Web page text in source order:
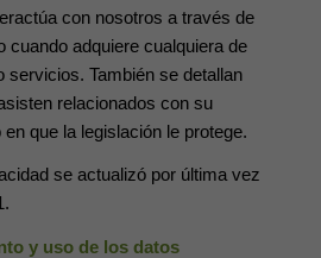
con nosotros a través de
cuando adquiere cualquiera de
servicios. También se detallan
relacionados con su
que la legislación le protege.
se actualizó por última vez
y uso de los datos